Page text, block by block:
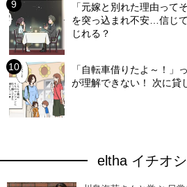
「元嫁と別れた理由って
を突っ込まれ不安…信じ
じれる？
「自転車借りたよ～！」
が理解できない！ 次に貸
eltha イチオ